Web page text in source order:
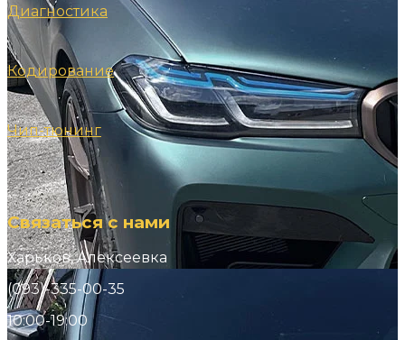
Диагностика
Кодирование
Чип-тюнинг
Cвязаться с нами
Харьков, Алексеевка
(093)-335-00-35
10:00-19:00